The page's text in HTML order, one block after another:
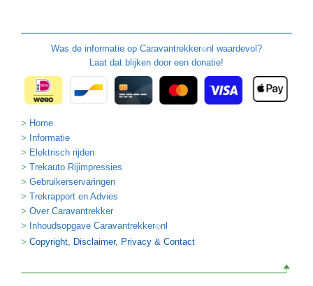
Was de informatie op Caravantrekker🙂nl waardevol?
Laat dat blijken door een donatie!
Home
Informatie
Elektrisch rijden
Trekauto Rijimpressies
Gebruikerservaringen
Trekrapport en Advies
Over Caravantrekker
Inhoudsopgave Caravantrekker🙂nl
Copyright, Disclaimer, Privacy & Contact